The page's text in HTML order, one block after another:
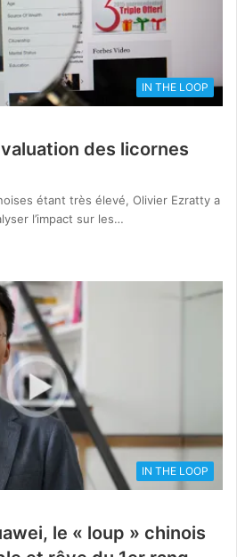
IN THE LOOP
des licornes
étant très élevé, Olivier Ezratty a
l’impact sur les…
IN THE LOOP
le « loup » chinois